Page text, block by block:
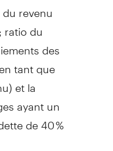
revenu
du
des
tant que
et la
ayant un
de 40 %